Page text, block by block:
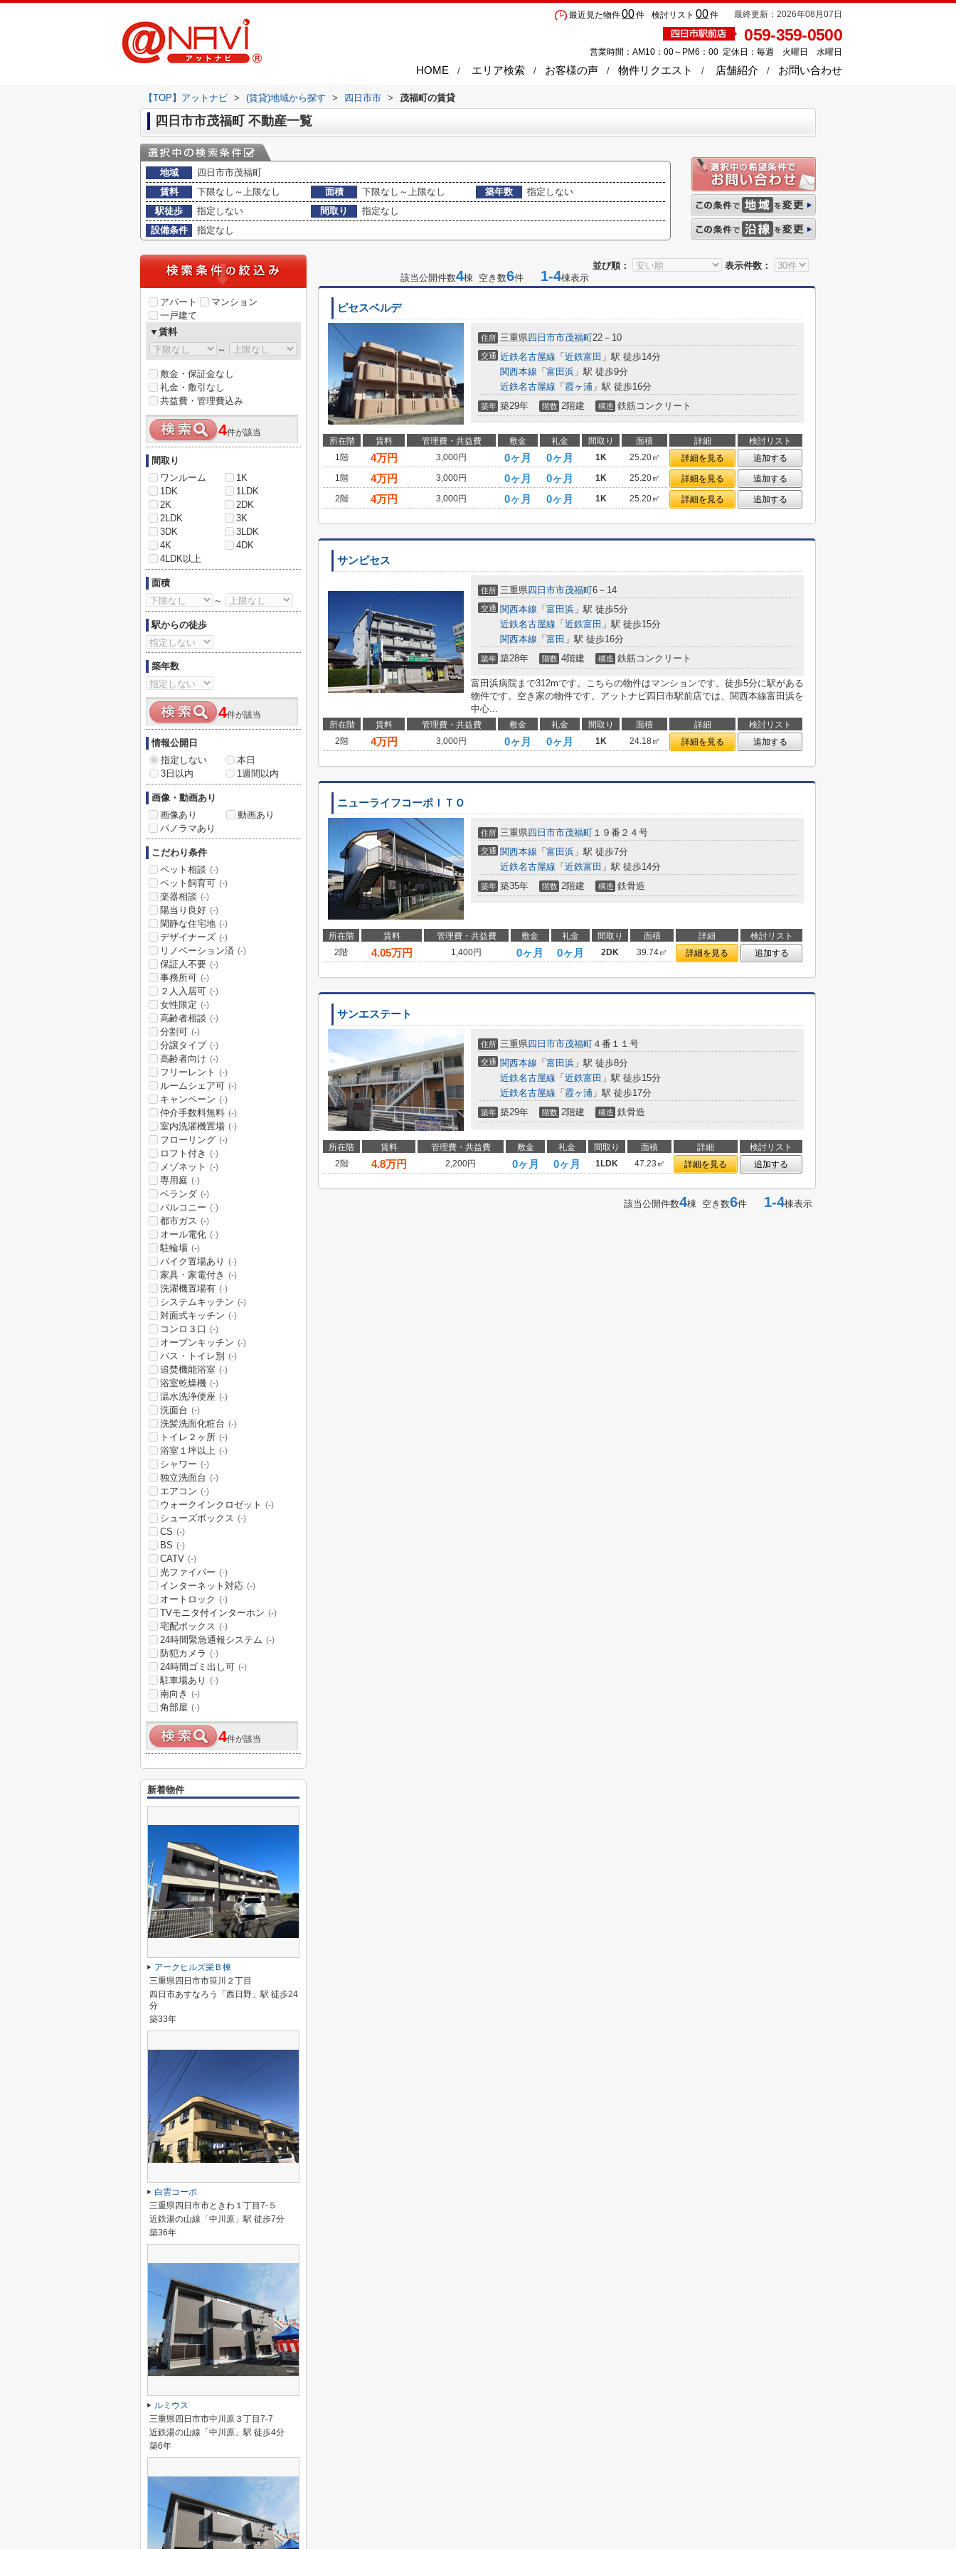
最終更新：2026年08月07日
検討リスト 00件
最近見た物件00件
059-359-0500
営業時間：AM10：00～PM6：00 定休日：毎週 火曜日 水曜日
お問い合わせ
店舗紹介
物件リクエスト
お客様の声
エリア検索
HOME
【TOP】アットナビ > (賃貸)地域から探す > 四日市市 > 茂福町の賃貸
四日市市茂福町 不動産一覧
地域
四日市市茂福町
賃料
下限なし～上限なし 面積 下限なし～上限なし 築年数
指定しない
駅徒歩
指定しない 間取り
指定なし
設備条件
指定なし
並び順：
表示件数：
該当公開件数4棟 空き数6件 1-4棟表示
ピセスベルデ
住所 三重県四日市市茂福町22－10
交通 近鉄名古屋線 「 近鉄富田 」駅 徒歩14分
関西本線 「 富田浜 」駅 徒歩9分
近鉄名古屋線 「 霞ヶ浦 」駅 徒歩16分
築年 築29年 階数 2階建 構造 鉄筋コンクリート
所在階 賃料 管理費・共益費 敷金 礼金 間取り 面積 詳細
検討リスト
1階
4万円 3,000円 0ヶ月 0ヶ月 1K 25.20㎡ 詳細を見る
追加する
1階
4万円 3,000円 0ヶ月 0ヶ月 1K 25.20㎡ 詳細を見る
追加する
2階
4万円 3,000円 0ヶ月 0ヶ月 1K 25.20㎡ 詳細を見る 追加する
サンピセス
住所 三重県四日市市茂福町6－14
交通 関西本線 「 富田浜 」駅 徒歩5分
近鉄名古屋線 「 近鉄富田 」駅 徒歩15分
関西本線 「 富田 」駅 徒歩16分
築年 築28年 階数 4階建 構造 鉄筋コンクリート
富田浜病院まで312mです。こちらの物件はマンションです。徒歩5分に駅がある
物件です。空き家の物件です。アットナビ四日市駅前店では、関西本線富田浜を
中心...
所在階 賃料 管理費・共益費 敷金 礼金 間取り 面積 詳細
検討リスト
2階
4万円 3,000円 0ヶ月 0ヶ月 1K 24.18㎡ 詳細を見る 追加する
ニューライフコーポＩＴＯ
住所 三重県四日市市茂福町 １９番２４号
交通 関西本線 「 富田浜 」駅 徒歩7分
近鉄名古屋線 「 近鉄富田 」駅 徒歩14分
築年 築35年 階数 2階建 構造 鉄骨造
所在階 賃料 管理費・共益費 敷金 礼金 間取り 面積 詳細
検討リスト
2階
4.05万円 1,400円 0ヶ月 0ヶ月 2DK 39.74㎡ 詳細を見る 追加する
サンエステート
住所 三重県四日市市茂福町 ４番１１号
交通 関西本線 「 富田浜 」駅 徒歩8分
近鉄名古屋線 「 近鉄富田 」駅 徒歩15分
近鉄名古屋線 「 霞ヶ浦 」駅 徒歩17分
築年 築29年 階数 2階建 構造 鉄骨造
所在階 賃料 管理費・共益費 敷金 礼金 間取り 面積 詳細
検討リスト
2階
4.8万円 2,200円 0ヶ月 0ヶ月 1LDK 47.23㎡ 詳細を見る 追加する
該当公開件数4棟 空き数6件 1-4棟表示
アパート
マンション
一戸建て
▼賃料
～
敷金・保証金なし
礼金・敷引なし
共益費・管理費込み
4件が該当
間取り
ワンルーム
1K
1DK
1LDK
2K
2DK
2LDK
3K
3DK
3LDK
4K
4DK
4LDK以上
面積
～
駅からの徒歩
築年数
4件が該当
情報公開日
指定しない
本日
3日以内
1週間以内
画像・動画あり
画像あり
動画あり
パノラマあり
こだわり条件
ペット相談 (-)
ペット飼育可 (-)
楽器相談 (-)
陽当り良好 (-)
閑静な住宅地 (-)
デザイナーズ (-)
リノベーション済 (-)
保証人不要 (-)
事務所可 (-)
２人入居可 (-)
女性限定 (-)
高齢者相談 (-)
分割可 (-)
分譲タイプ (-)
高齢者向け (-)
フリーレント (-)
ルームシェア可 (-)
キャンペーン (-)
仲介手数料無料 (-)
室内洗濯機置場 (-)
フローリング (-)
ロフト付き (-)
メゾネット (-)
専用庭 (-)
ベランダ (-)
バルコニー (-)
都市ガス (-)
オール電化 (-)
駐輪場 (-)
バイク置場あり (-)
家具・家電付き (-)
洗濯機置場有 (-)
システムキッチン (-)
対面式キッチン (-)
コンロ３口 (-)
オープンキッチン (-)
バス・トイレ別 (-)
追焚機能浴室 (-)
浴室乾燥機 (-)
温水洗浄便座 (-)
洗面台 (-)
洗髪洗面化粧台 (-)
トイレ２ヶ所 (-)
浴室１坪以上 (-)
シャワー (-)
独立洗面台 (-)
エアコン (-)
ウォークインクロゼット (-)
シューズボックス (-)
CS (-)
BS (-)
CATV (-)
光ファイバー (-)
インターネット対応 (-)
オートロック (-)
TVモニタ付インターホン (-)
宅配ボックス (-)
24時間緊急通報システム (-)
防犯カメラ (-)
24時間ゴミ出し可 (-)
駐車場あり (-)
南向き (-)
角部屋 (-)
4件が該当
新着物件
アークヒルズ栄Ｂ棟
三重県四日市市笹川２丁目
四日市あすなろう「西日野」駅 徒歩24
分
築33年
白雲コーポ
三重県四日市市ときわ１丁目7-５
近鉄湯の山線「中川原」駅 徒歩7分
築36年
ルミウス
三重県四日市市中川原３丁目7-7
近鉄湯の山線「中川原」駅 徒歩4分
築6年